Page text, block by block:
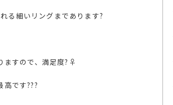
る細いリングまであります?
ますので、満足度?‍♀️
です???